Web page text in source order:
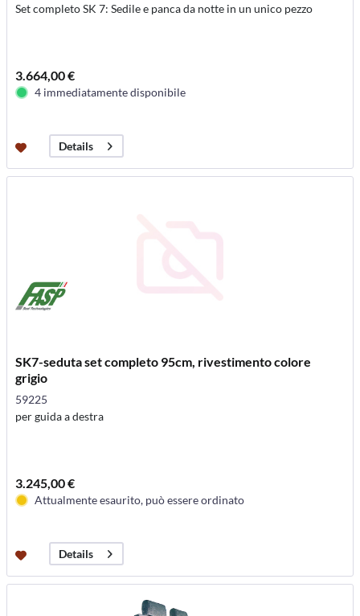
Set completo SK 7: Sedile e panca da notte in un unico pezzo
3.664,00 €
4 immediatamente disponibile
Details
SK7-seduta set completo 95cm, rivestimento colore
grigio
59225
per guida a destra
3.245,00 €
Attualmente esaurito, può essere ordinato
Details